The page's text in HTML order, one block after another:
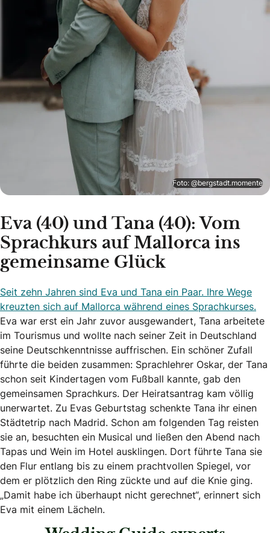
Foto: @bergstadt.momente
Eva (40) und Tana (40): Vom
Sprachkurs auf Mallorca ins
gemeinsame Glück
Seit zehn Jahren sind Eva und Tana ein Paar. Ihre Wege
kreuzten sich auf Mallorca während eines Sprachkurses.
Eva war erst ein Jahr zuvor ausgewandert, Tana arbeitete
im Tourismus und wollte nach seiner Zeit in Deutschland
seine Deutschkenntnisse auffrischen. Ein schöner Zufall
führte die beiden zusammen: Sprachlehrer Oskar, der Tana
schon seit Kindertagen vom Fußball kannte, gab den
gemeinsamen Sprachkurs. Der Heiratsantrag kam völlig
unerwartet. Zu Evas Geburtstag schenkte Tana ihr einen
Städtetrip nach Madrid. Schon am folgenden Tag reisten
sie an, besuchten ein Musical und ließen den Abend nach
Tapas und Wein im Hotel ausklingen. Dort führte Tana sie
den Flur entlang bis zu einem prachtvollen Spiegel, vor
dem er plötzlich den Ring zückte und auf die Knie ging.
„Damit habe ich überhaupt nicht gerechnet“, erinnert sich
Eva mit einem Lächeln.